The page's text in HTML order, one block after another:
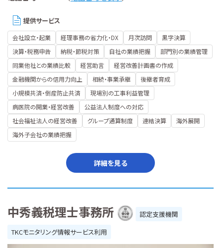
提供サービス
会社設立・起業 経理事務の省力化・DX 月次訪問
黒字決算
決算・税務申告
納税・節税対策 自社の業績把握
部門別の業績管理
同業他社との業績比較
経営助言
経営改善計画書の作成
金融機関からの信用力向上
相続・事業承継
後継者育成
小規模共済・倒産防止共済
現場別の工事利益管理
病医院の開業・経営改善
公益法人制度への対応
社会福祉法人の経営改善
グループ通算制度 連結決算
海外展開
海外子会社の業績把握
詳細を見る
中秀義税理士事務所
認定支援機関
TKCモニタリング情報サービス利用